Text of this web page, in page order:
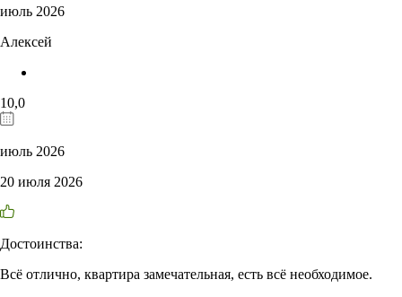
июль 2026
Алексей
10,0
июль 2026
20 июля 2026
Достоинства:
Всё отлично, квартира замечательная, есть всё необходимое.